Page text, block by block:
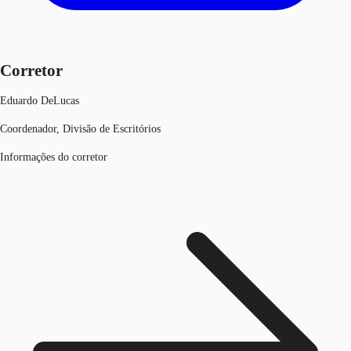
Corretor
Eduardo DeLucas
Coordenador, Divisão de Escritórios
Informações do corretor